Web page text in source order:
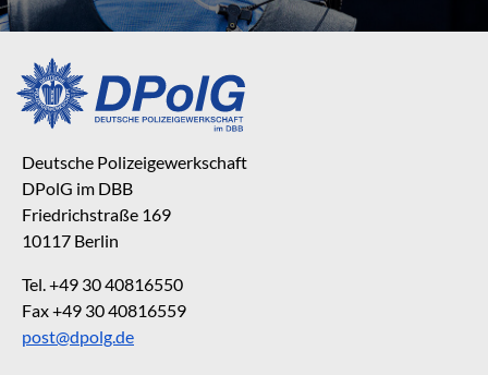
Deutsche Polizeigewerkschaft
DPolG im DBB
Friedrichstraße 169
10117 Berlin
Tel. +49 30 40816550
Fax +49 30 40816559
post@dpolg.de